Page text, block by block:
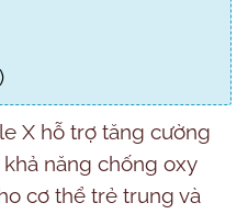
X hỗ trợ tăng cường
năng chống oxy
cơ thể trẻ trung và